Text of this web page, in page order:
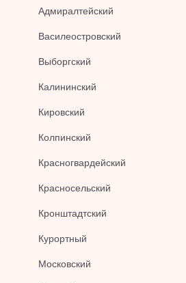
Адмиралтейский
Василеостровский
Выборгский
Калининский
Кировский
Колпинский
Красногвардейский
Красносельский
Кронштадтский
Курортный
Московский